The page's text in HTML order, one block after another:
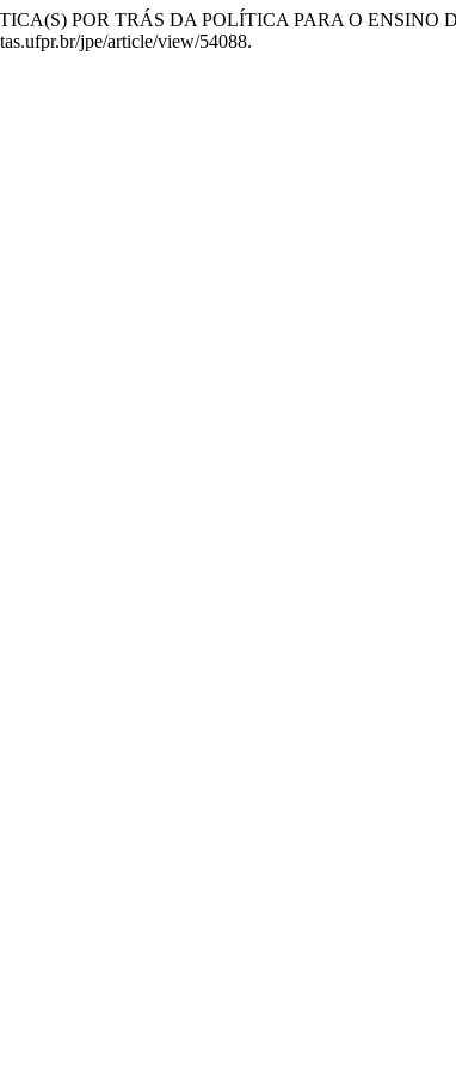
POR TRÁS DA POLÍTICA PARA O
jpe/article/view/54088.